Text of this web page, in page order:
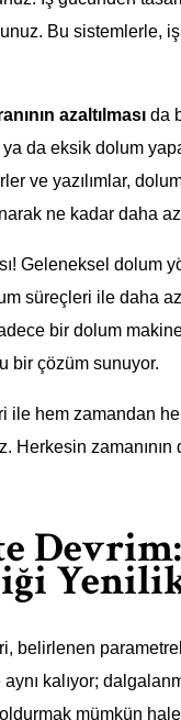
Bu sistemlerle,
azaltılması da
da eksik dolum
ve yazılımlar,
ne kadar daha
Geleneksel dolum
süreçleri ile daha
bir dolum
bir çözüm sunuyor.
ile hem zamandan
Herkesin
belirlenen
kalıyor;
mümkün